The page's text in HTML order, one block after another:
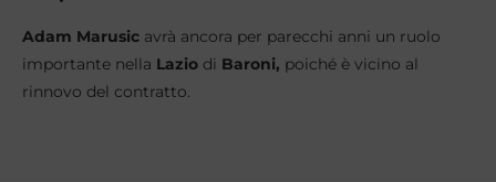
Adam Marusic avrà ancora per parecchi anni un ruolo
importante nella Lazio di Baroni, poiché è vicino al
rinnovo del contratto.